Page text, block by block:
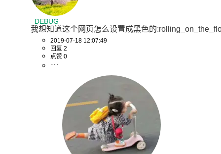
_DEBUG
我想知道这个网页怎么设置成黑色的
2019-07-18 12:07:49
回复 2
点赞 0